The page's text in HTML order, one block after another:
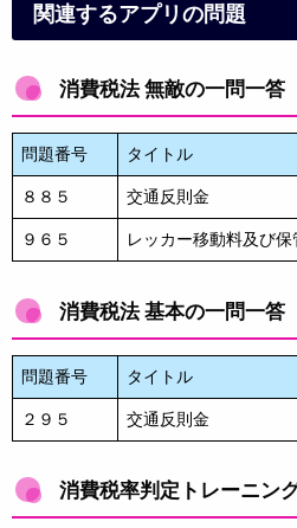
関連するアプリの問題
消費税法 無敵の一問一答
問題番号 タイトル
８８５ 交通反則金
９６５ レッカー移動料及び保
消費税法 基本の一問一答
問題番号 タイトル
２９５ 交通反則金
消費税率判定トレーニン